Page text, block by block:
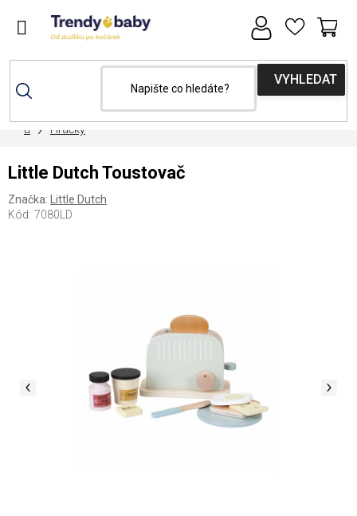
DomůHračky
Little Dutch Toustovač
Značka:
Little Dutch
Kód: 7080LD